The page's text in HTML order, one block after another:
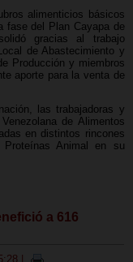
alimenticios básicos
fase del Plan Cayapa de
gracias al trabajo
de Abastecimiento y
Producción y miembros
aporte para la venta de
las trabajadoras y
de Alimentos
en distintos rincones
Animal en su
a 616